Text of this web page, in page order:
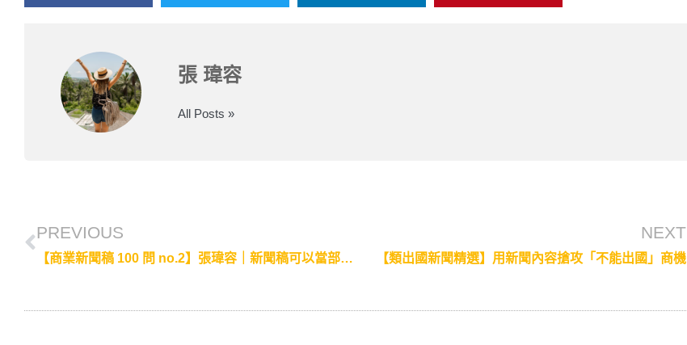
張 瑋容
All Posts »
PREVIOUS
【商業新聞稿 100 問 no.2】張瑋容｜新聞稿可以當部落格來發佈嗎?
NEXT
【類出國新聞精選】用新聞內容搶攻「不能出國」商機